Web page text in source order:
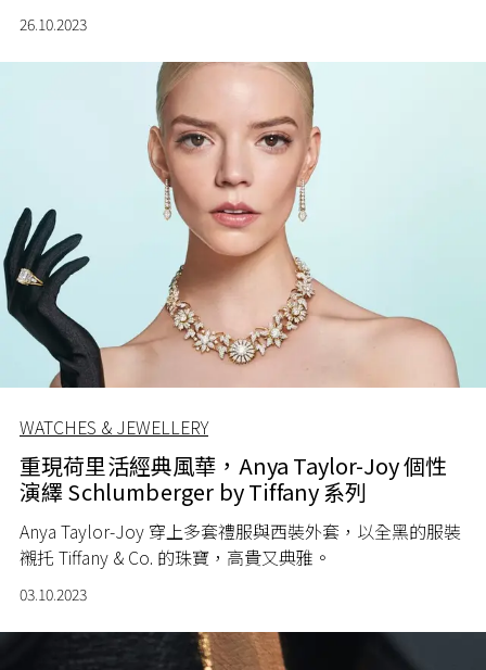
26.10.2023
WATCHES & JEWELLERY
重現荷里活經典風華，Anya Taylor-Joy 個性
演繹 Schlumberger by Tiffany 系列
Anya Taylor-Joy 穿上多套禮服與西裝外套，以全黑的服裝
襯托 Tiffany & Co. 的珠寶， 高貴又典雅。
03.10.2023